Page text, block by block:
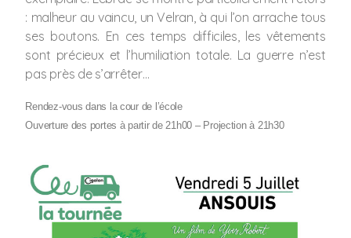
: malheur au vaincu, un Velran, à qui l’on arrache tous
ses boutons. En ces temps difficiles, les vêtements
sont précieux et l’humiliation totale. La guerre n’est
pas près de s’arrêter…
Rendez-vous dans la cour de l’école
Ouverture des portes à partir de 21h00 – Projection à 21h30